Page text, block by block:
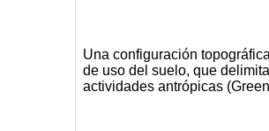
Una configuración
de uso del suelo, que
actividades antrópicas